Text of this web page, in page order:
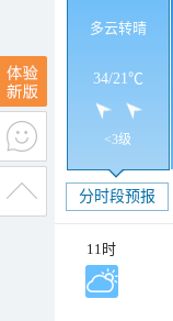
多云转晴
34/21℃
<3级
分时段预报
11时